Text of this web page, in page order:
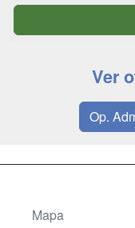
Ver
Op.
Mapa